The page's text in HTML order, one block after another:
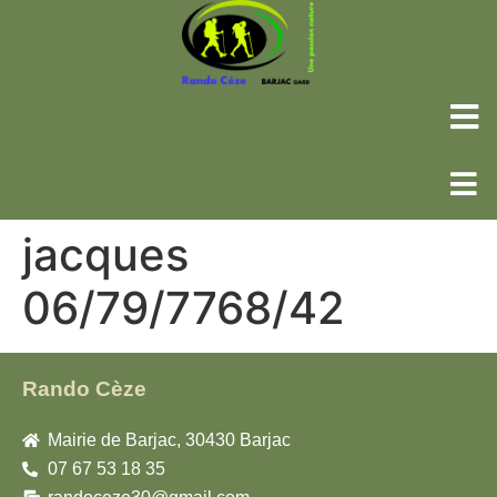
jacques
06/79/7768/42
Rando Cèze
Mairie de Barjac, 30430 Barjac
07 67 53 18 35